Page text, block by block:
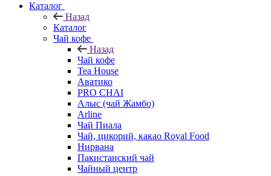
Каталог
Назад
Каталог
Чай кофе
Назад
Чай кофе
Tea House
Аватико
PRO CHAI
Алыс (чай Жамбо)
Arline
Чай Пиала
Чай, цикорий, какао Royal Food
Нирвана
Пакистанский чай
Чайный центр